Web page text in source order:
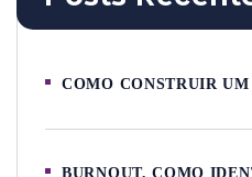
COMO CONSTRUIR
BURNOUT, COMO